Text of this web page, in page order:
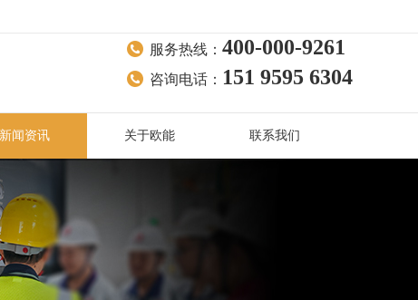
服务热线： 400-000-9261
咨询电话： 151 9595 6304
新闻资讯 关于欧能 联系我们